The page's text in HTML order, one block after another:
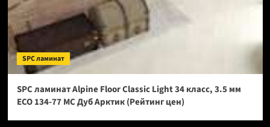
SPC ламинат
SPC ламинат Alpine Floor Classic Light 34 класс, 3.5 мм
ECO 134-77 МС Дуб Арктик (Рейтинг цен)